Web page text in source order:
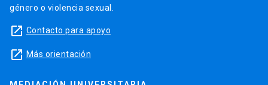
género o violencia sexual.
launch Contacto para apoyo
launch Más orientación